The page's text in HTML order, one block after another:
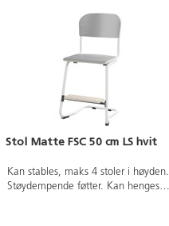
Stol Matte FSC 50 cm LS hvit
Kan stables, maks 4 stoler i høyden.
Støydempende føtter. Kan henges